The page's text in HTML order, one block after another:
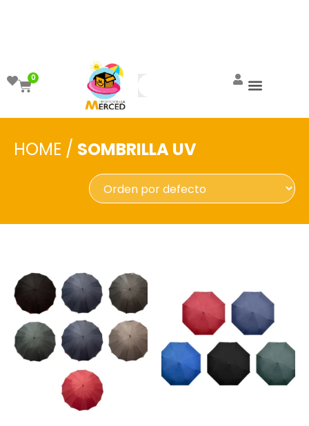
0
HOME / SOMBRILLA UV